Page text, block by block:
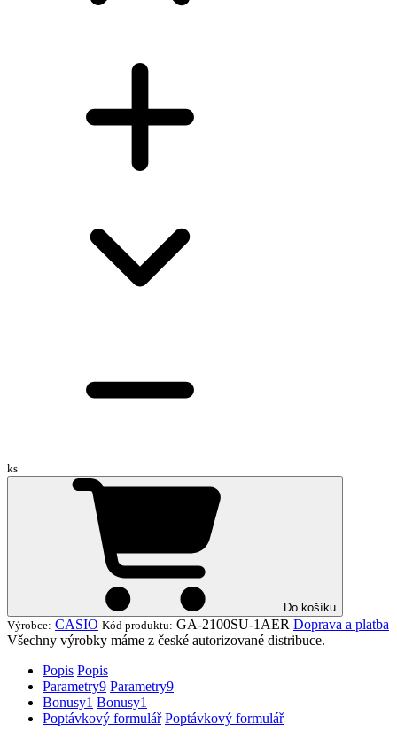
ks
Do košíku
Výrobce: CASIO Kód produktu: GA-2100SU-1AER Doprava a platba
Všechny výrobky máme z české autorizované distribuce.
Popis Popis
Parametry9 Parametry9
Bonusy1 Bonusy1
Poptávkový formulář Poptávkový formulář